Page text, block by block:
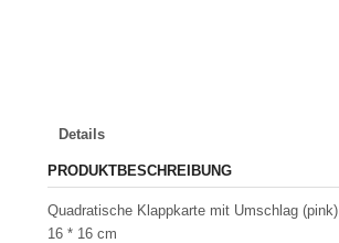
Details
PRODUKTBESCHREIBUNG
Quadratische Klappkarte mit Umschlag (pink)
16 * 16 cm